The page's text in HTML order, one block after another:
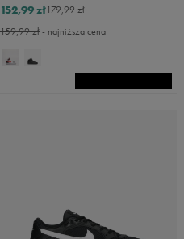
179,99 zł
152,99 zł
159,99 zł- najniższa cena